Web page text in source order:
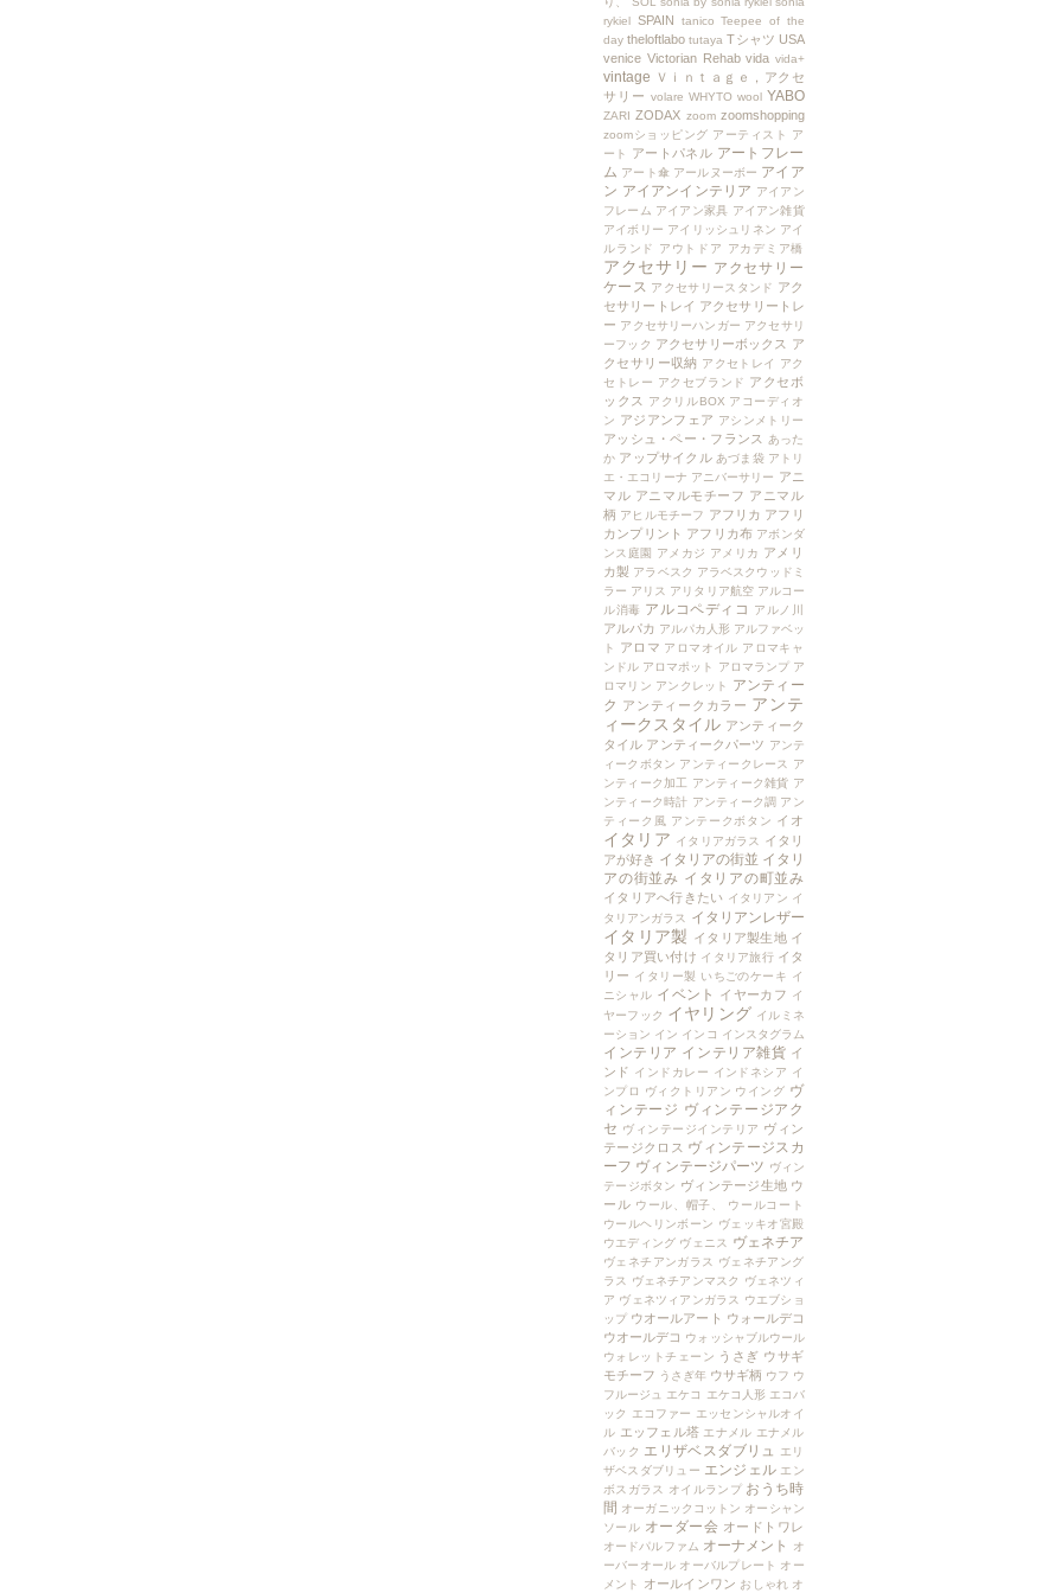
rykiel SPAIN tanico Teepee of the
day theloftlabo tutaya Tシャツ USA
venice Victorian Rehab vida vida+
vintage Ｖｉｎｔａｇｅ，アクセ
サリー volare WHYTO wool YABO
ZARI ZODAX zoom zoomshopping
zoomショッピング アーティスト
ア
ート
アートパネル アートフレー
ム アート傘 アールヌーボー アイア
ン アイアンインテリア アイアン
フレーム アイアン家具 アイアン雑貨
アイボリー アイリッシュリネン アイ
ルランド
アウトドア アカデミア橋
アクセサリー アクセサリー
ケース アクセサリースタンド アク
セサリートレイ アクセサリートレ
ー アクセサリーハンガー アクセサリ
ーフック アクセサリーボックス ア
クセサリー収納 アクセトレイ
アク
セトレー アクセブランド アクセボ
ックス
アクリルBOX アコーディオ
ン アジアンフェア アシンメトリー
アッシュ・ペー・フランス
あった
か アップサイクル あづま袋 アトリ
エ・エコリーナ アニバーサリー アニ
マル アニマルモチーフ アニマル
柄 アヒルモチーフ アフリカ アフリ
カンプリント アフリカ布 アボンダ
ンス庭園
アメカジ アメリカ アメリ
カ製 アラベスク アラベスクウッドミ
ラー アリス アリタリア航空 アルコー
ル消毒 アルコペディコ アルノ川
アルパカ アルパカ人形 アルファベッ
ト
アロマ アロマオイル アロマキャ
ンドル アロマポット アロマランプ ア
ロマリン アンクレット
アンティー
ク アンティークカラー アンテ
ィークスタイル アンティーク
タイル アンティークパーツ アンテ
ィークボタン アンティークレース
ア
ンティーク加工 アンティーク雑貨 ア
ンティーク時計 アンティーク調 アン
ティーク風
アンテークボタン イオ
イタリア イタリアガラス
イタリ
アが好き イタリアの街並 イタリ
アの街並み イタリアの町並み
イタリアへ行きたい イタリアン イ
タリアンガラス
イタリアンレザー
イタリア製 イタリア製生地 イ
タリア買い付け イタリア旅行 イタ
リー イタリー製 いちごのケーキ イ
ニシャル イベント イヤーカフ イ
ヤーフック イヤリング イルミネ
ーション イン インコ インスタグラム
インテリア インテリア雑貨 イ
ンド インドカレー インドネシア イ
ンプロ
ヴィクトリアン ウイング ヴ
ィンテージ ヴィンテージアク
セ ヴィンテージインテリア ヴィン
テージクロス ヴィンテージスカ
ーフ ヴィンテージパーツ ヴィン
テージボタン ヴィンテージ生地 ウ
ール ウール、帽子、
ウールコート
ウールヘリンボーン ヴェッキオ宮殿
ウエディング ヴェニス ヴェネチア
ヴェネチアンガラス
ヴェネチアング
ラス
ヴェネチアンマスク
ヴェネツィ
ア ヴェネツィアンガラス
ウエブショ
ップ ウオールアート ウォールデコ
ウオールデコ ウォッシャブルウール
ウォレットチェーン うさぎ ウサギ
モチーフ うさぎ年 ウサギ柄 ウフ ウ
フルージュ
エケコ エケコ人形 エコバ
ック
エコファー エッセンシャルオイ
ル エッフェル塔 エナメル エナメル
バック エリザベスダブリュ
エリ
ザベスダブリュー エンジェル エン
ボスガラス
オイルランプ おうち時
間 オーガニックコットン オーシャン
ソール オーダー会 オードトワレ
オードパルファム オーナメント
オ
ーバーオール オーバルプレート オー
メント
オールインワン おしゃれ オ